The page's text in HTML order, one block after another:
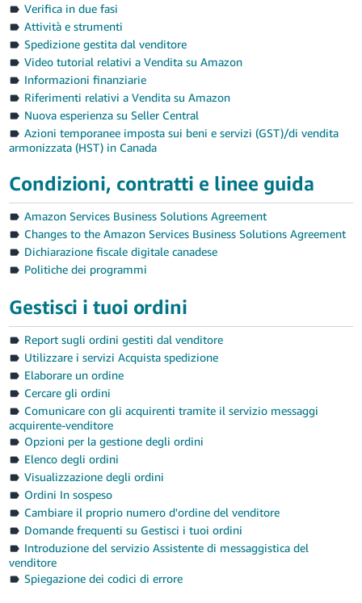
Italiano
Deutsch
- DE
Español
- ES
English
日
本
語
-
JP
Accedi
Registrati
Verifica in due fasi
Attività e strumenti
Spedizione gestita dal venditore
Video tutorial relativi a Vendita su Amazon
Informazioni finanziarie
Riferimenti relativi a Vendita su Amazon
Nuova esperienza su Seller Central
Azioni temporanee imposta sui beni e servizi (GST)/di vendita
armonizzata (HST) in Canada
Condizioni, contratti e linee guida
Amazon Services Business Solutions Agreement
Changes to the Amazon Services Business Solutions Agreement
Dichiarazione fiscale digitale canadese
Politiche dei programmi
Gestisci i tuoi ordini
Report sugli ordini gestiti dal venditore
Utilizzare i servizi Acquista spedizione
Elaborare un ordine
Cercare gli ordini
Comunicare con gli acquirenti tramite il servizio messaggi
acquirente-venditore
Opzioni per la gestione degli ordini
Elenco degli ordini
Visualizzazione degli ordini
Ordini In sospeso
Cambiare il proprio numero d'ordine del venditore
Domande frequenti su Gestisci i tuoi ordini
Introduzione del servizio Assistente di messaggistica del
venditore
Spiegazione dei codici di errore